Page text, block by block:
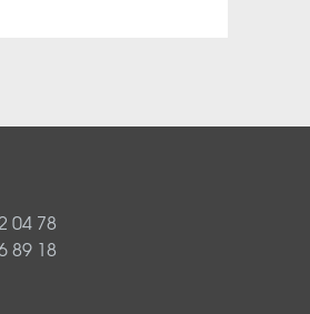
04 78
89 18